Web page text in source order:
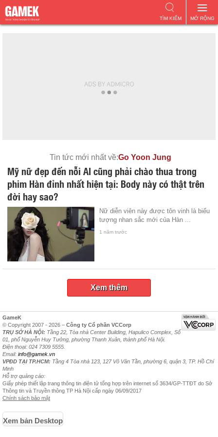
MỞ RỘNG
TÌM KIẾM
Tin tức mới nhất về:Go Yoon Jung
Mỹ nữ đẹp đến nỗi AI cũng phải chào thua trong
phim Hàn đỉnh nhất hiện tại: Body này có thật trên
đời hay sao?
Nữ diễn viên này được tôn vinh là biểu
tượng nhan sắc mới của Hàn ...
1 năm trước
Xem thêm
GameK
© Copyright 2007 - 2026 – Công ty Cổ phần VCCorp
TRỤ SỞ HÀ NỘI: Tầng 22, Tòa nhà Center Building, Hapulico Complex, Số
01, phố Nguyễn Huy Tưởng, phường Thanh Xuân, thành phố Hà Nội.
Điện thoại: 024 7309 5555.
Email: info@gamek.vn
VPĐD TẠI TP.HCM: Tầng 4 Tòa nhà 123, 127 Võ Văn Tần, phường 6, quận 3, TP. Hồ Chí
Minh
Hỗ trợ quảng cáo:
Giấy phép thiết lập trang thông tin điện tử tổng hợp trên internet số 3634/GP-TTĐT do Sở
Thông tin và Truyền thông TP Hà Nội cấp ngày 06/09/2017
Chính sách bảo mật
Xem bản Desktop